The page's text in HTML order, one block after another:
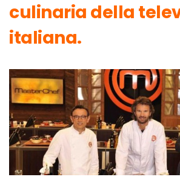
culinaria della
italiana.